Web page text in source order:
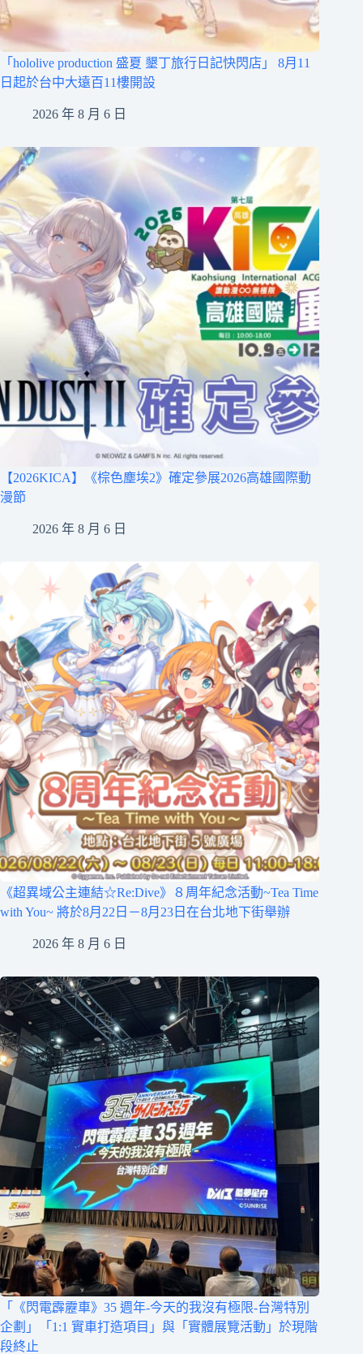
「hololive production 盛夏 墾丁旅行日記快閃店」 8月11
日起於台中大遠百11樓開設
2026 年 8 月 6 日
【2026KICA】《棕色塵埃2》確定參展2026高雄國際動
漫節
2026 年 8 月 6 日
《超異域公主連結☆Re:Dive》８周年紀念活動~Tea Time
with You~ 將於8月22日－8月23日在台北地下街舉辦
2026 年 8 月 6 日
「《閃電霹靂車》35 週年-今天的我沒有極限-台灣特別
企劃」「1:1 實車打造項目」與「實體展覽活動」於現階
段終止